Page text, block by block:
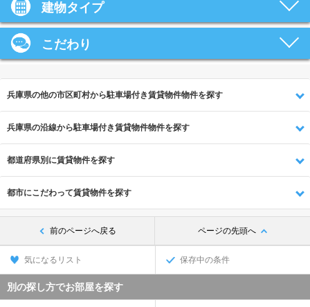
建物タイプ
こだわり
兵庫県の他の市区町村から駐車場付き賃貸物件物件を探す
兵庫県の沿線から駐車場付き賃貸物件物件を探す
都道府県別に賃貸物件を探す
都市にこだわって賃貸物件を探す
前のページへ戻る ページの先頭へ
気になるリスト 保存中の条件
別の探し方でお部屋を探す